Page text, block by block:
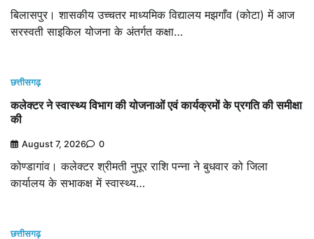
बिलासपुर। शासकीय उच्चतर माध्यमिक विद्यालय मझगाँव (कोटा) में आज
सरस्वती साइकिल योजना के अंतर्गत कक्षा…
छत्तीसगढ़
कलेक्टर ने स्वास्थ्य विभाग की योजनाओं एवं कार्यक्रमों के प्रगति की समीक्षा
की
August 7, 2026 0
कोण्डागांव। कलेक्टर श्रीमती नुपूर राशि पन्ना ने बुधवार को जिला
कार्यालय के सभाकक्ष में स्वास्थ्य…
छत्तीसगढ़